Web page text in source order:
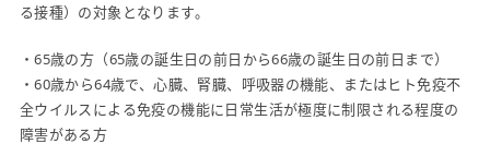
る接種）の対象となります。
・65歳の方（65歳の誕生日の前日から66歳の誕生日の前日まで）
・60歳から64歳で、心臓、腎臓、呼吸器の機能、またはヒト免疫不
全ウイルスによる免疫の機能に日常生活が極度に制限される程度の
障害がある方